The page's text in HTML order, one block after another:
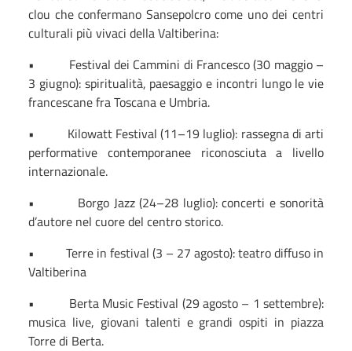
clou che confermano Sansepolcro come uno dei centri
culturali più vivaci della Valtiberina:
•
Festival dei Cammini di Francesco (30 maggio –
3 giugno): spiritualità, paesaggio e incontri lungo le vie
francescane fra Toscana e Umbria.
•
Kilowatt Festival (11–19 luglio): rassegna di arti
performative contemporanee riconosciuta a livello
internazionale.
•
Borgo Jazz (24–28 luglio): concerti e sonorità
d’autore nel cuore del centro storico.
•
Terre in festival (3 – 27 agosto): teatro diffuso in
Valtiberina
•
Berta Music Festival (29 agosto – 1 settembre):
musica live, giovani talenti e grandi ospiti in piazza
Torre di Berta.